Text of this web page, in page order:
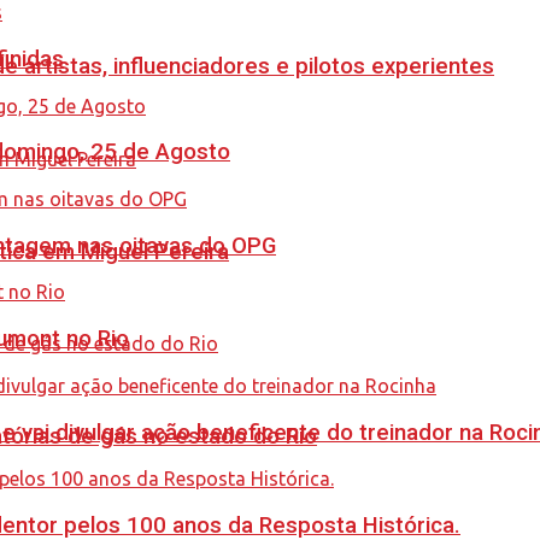
artistas, influenciadores e pilotos experientes
em Miguel Pereira
de gás no estado do Rio
25 de Agosto
nas oitavas do OPG
no Rio
vai divulgar ação beneficente do treinador na
pelos 100 anos da Resposta Histórica.